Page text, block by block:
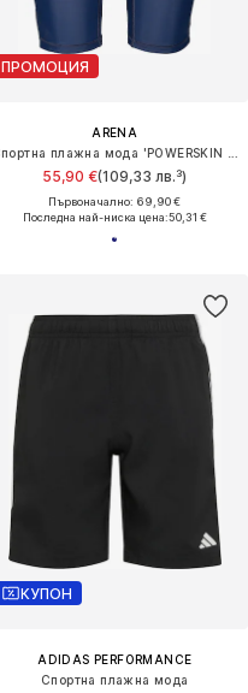
ПРОМОЦИЯ
ARENA
55,90 €(109,33 лв.³)
Първоначално: 69,90 €
Последна най-ниска цена:50,31 €
КУПОН
ADIDAS PERFORMANCE
Спортна плажна мода